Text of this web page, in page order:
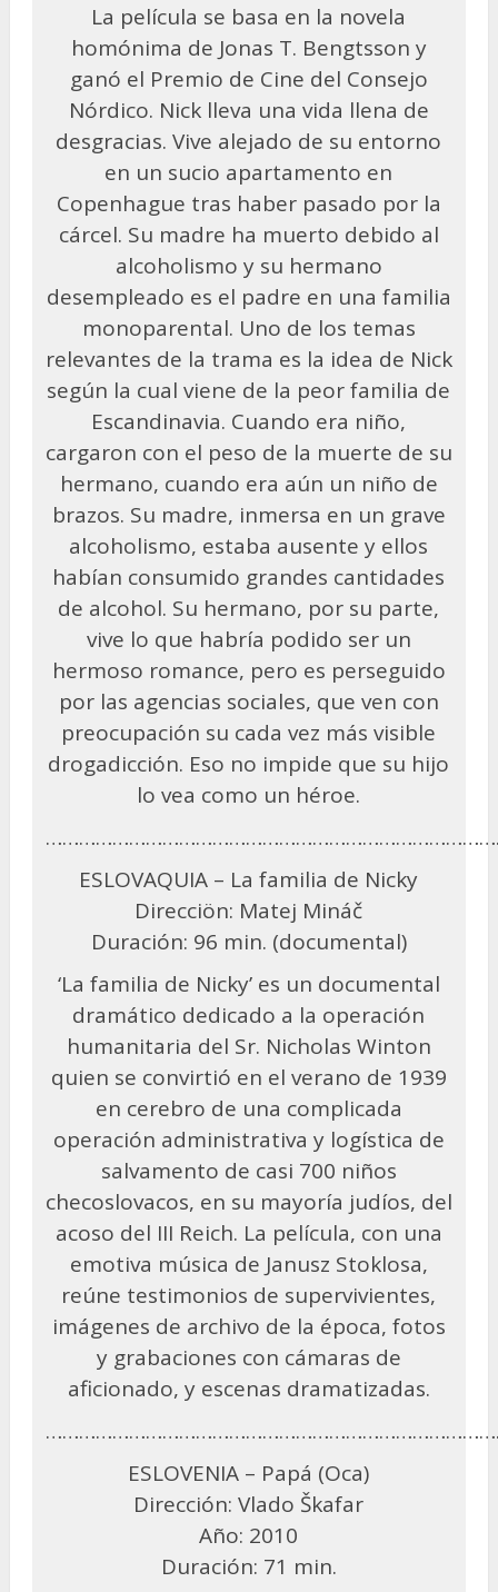
La película se basa en la novela
homónima de Jonas T. Bengtsson y
ganó el Premio de Cine del Consejo
Nórdico. Nick lleva una vida llena de
desgracias. Vive alejado de su entorno
en un sucio apartamento en
Copenhague tras haber pasado por la
cárcel. Su madre ha muerto debido al
alcoholismo y su hermano
desempleado es el padre en una familia
monoparental. Uno de los temas
relevantes de la trama es la idea de Nick
según la cual viene de la peor familia de
Escandinavia. Cuando era niño,
cargaron con el peso de la muerte de su
hermano, cuando era aún un niño de
brazos. Su madre, inmersa en un grave
alcoholismo, estaba ausente y ellos
habían consumido grandes cantidades
de alcohol. Su hermano, por su parte,
vive lo que habría podido ser un
hermoso romance, pero es perseguido
por las agencias sociales, que ven con
preocupación su cada vez más visible
drogadicción. Eso no impide que su hijo
lo vea como un héroe.
ESLOVAQUIA – La familia de Nicky
Direcciön: Matej Mináč
Duración: 96 min. (documental)
‘La familia de Nicky’ es un documental
dramático dedicado a la operación
humanitaria del Sr. Nicholas Winton
quien se convirtió en el verano de 1939
en cerebro de una complicada
operación administrativa y logística de
salvamento de casi 700 niños
checoslovacos, en su mayoría judíos, del
acoso del III Reich. La película, con una
emotiva música de Janusz Stoklosa,
reúne testimonios de supervivientes,
imágenes de archivo de la época, fotos
y grabaciones con cámaras de
aficionado, y escenas dramatizadas.
ESLOVENIA – Papá (Oca)
Dirección: Vlado Škafar
Año: 2010
Duración: 71 min.